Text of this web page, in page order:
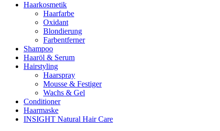
Haarkosmetik
Haarfarbe
Oxidant
Blondierung
Farbentferner
Shampoo
Haaröl & Serum
Hairstyling
Haarspray
Mousse & Festiger
Wachs & Gel
Conditioner
Haarmaske
INSIGHT Natural Hair Care